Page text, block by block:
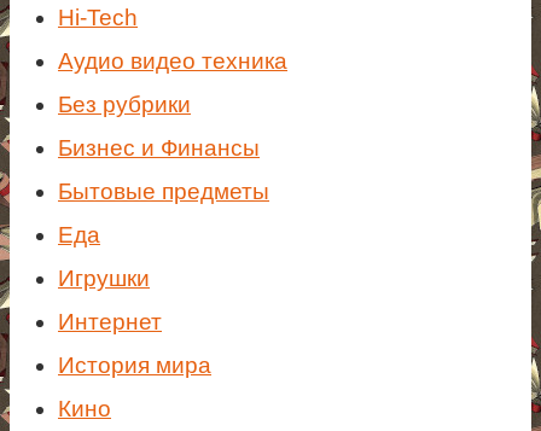
Hi-Tech
Аудио видео техника
Без рубрики
Бизнес и Финансы
Бытовые предметы
Еда
Игрушки
Интернет
История мира
Кино